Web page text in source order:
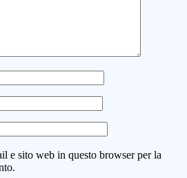
e sito web in questo browser per la